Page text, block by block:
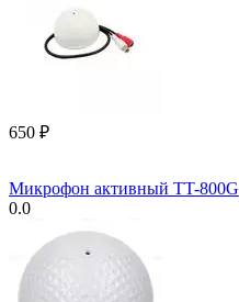
‍650‍ ₽
Микрофон активный TT-800G
0.0